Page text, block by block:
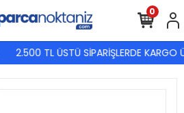
2.500 TL ÜSTÜ SİPARİŞLERDE KARGO
0